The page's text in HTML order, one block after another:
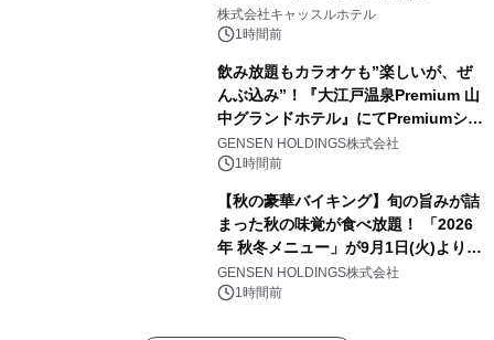
株式会社キャッスルホテル
1時間前
飲み放題もカラオケも”楽しいが、ぜ
んぶ込み”！『大江戸温泉Premium 山
中グランドホテル』にてPremiumシリ
ーズ初のオールインクルーシブ導入
GENSEN HOLDINGS株式会社
1時間前
【秋の豪華バイキング】旬の旨みが詰
まった秋の味覚が食べ放題！ 「2026
年 秋冬メニュー」が9月1日(火)より提
供スタート
GENSEN HOLDINGS株式会社
1時間前